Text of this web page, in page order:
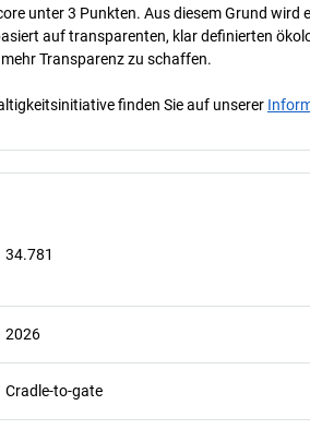
unter 3 Punkten. Aus diesem Grund wird
auf transparenten, klar definierten
Transparenz zu schaffen.
finden Sie auf unserer
34.781
2026
Cradle-to-gate